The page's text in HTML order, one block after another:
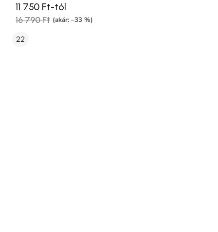
11 750 Ft-tól
16 790 Ft (akár: –33 %)
22